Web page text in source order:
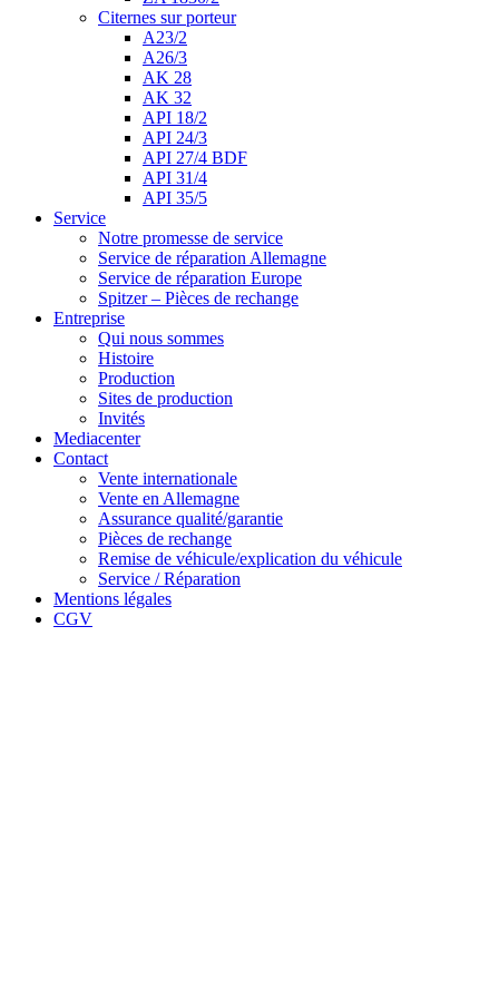
Citernes sur porteur
A23/2
A26/3
AK 28
AK 32
API 18/2
API 24/3
API 27/4 BDF
API 31/4
API 35/5
Service
Notre promesse de service
Service de réparation Allemagne
Service de réparation Europe
Spitzer – Pièces de rechange
Entreprise
Qui nous sommes
Histoire
Production
Sites de production
Invités
Mediacenter
Contact
Vente internationale
Vente en Allemagne
Assurance qualité/garantie
Pièces de rechange
Remise de véhicule/explication du véhicule
Service / Réparation
Mentions légales
CGV